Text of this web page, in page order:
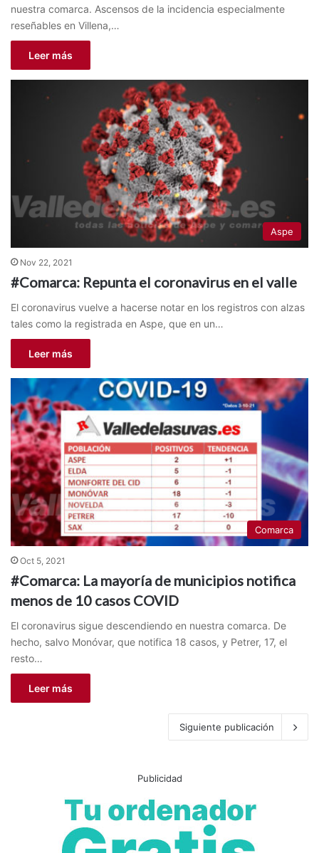
nuestra comarca. Ascensos de la incidencia especialmente
reseñables en Villena,…
Leer más
Aspe
Nov 22, 2021
#Comarca: Repunta el coronavirus en el valle
El coronavirus vuelve a hacerse notar en los registros con alzas
tales como la registrada en Aspe, que en un…
Leer más
Comarca
Oct 5, 2021
#Comarca: La mayoría de municipios notifica
menos de 10 casos COVID
El coronavirus sigue descendiendo en nuestra comarca. De
hecho, salvo Monóvar, que notifica 18 casos, y Petrer, 17, el
resto…
Leer más
Siguiente publicación
Publicidad